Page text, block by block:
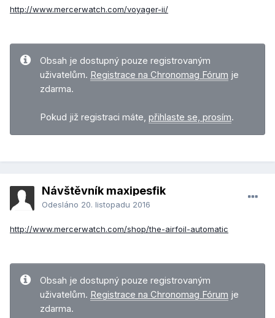
http://www.mercerwatch.com/voyager-ii/
Obsah je dostupný pouze registrovaným
uživatelům. Registrace na Chronomag Fórum je
zdarma.
Pokud již registraci máte, přihlaste se, prosím.
Návštěvník maxipesfik
Odesláno 20. listopadu 2016
http://www.mercerwatch.com/shop/the-airfoil-automatic
Obsah je dostupný pouze registrovaným
uživatelům. Registrace na Chronomag Fórum je
zdarma.